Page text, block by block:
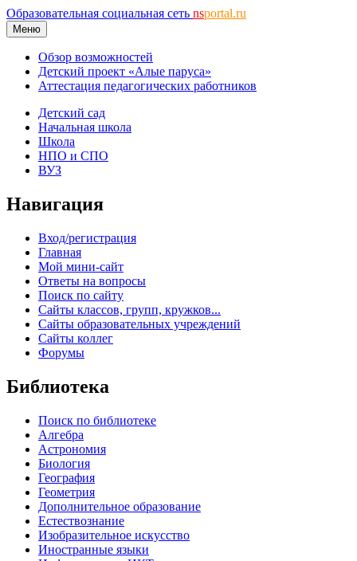
Образовательная социальная сеть nsportal.ru
Меню
Обзор возможностей
Детский проект «Алые паруса»
Аттестация педагогических работников
Детский сад
Начальная школа
Школа
НПО и СПО
ВУЗ
Навигация
Вход/регистрация
Главная
Мой мини-сайт
Ответы на вопросы
Поиск по сайту
Сайты классов, групп, кружков...
Сайты образовательных учреждений
Сайты коллег
Форумы
Библиотека
Поиск по библиотеке
Алгебра
Астрономия
Биология
География
Геометрия
Дополнительное образование
Естествознание
Изобразительное искусство
Иностранные языки